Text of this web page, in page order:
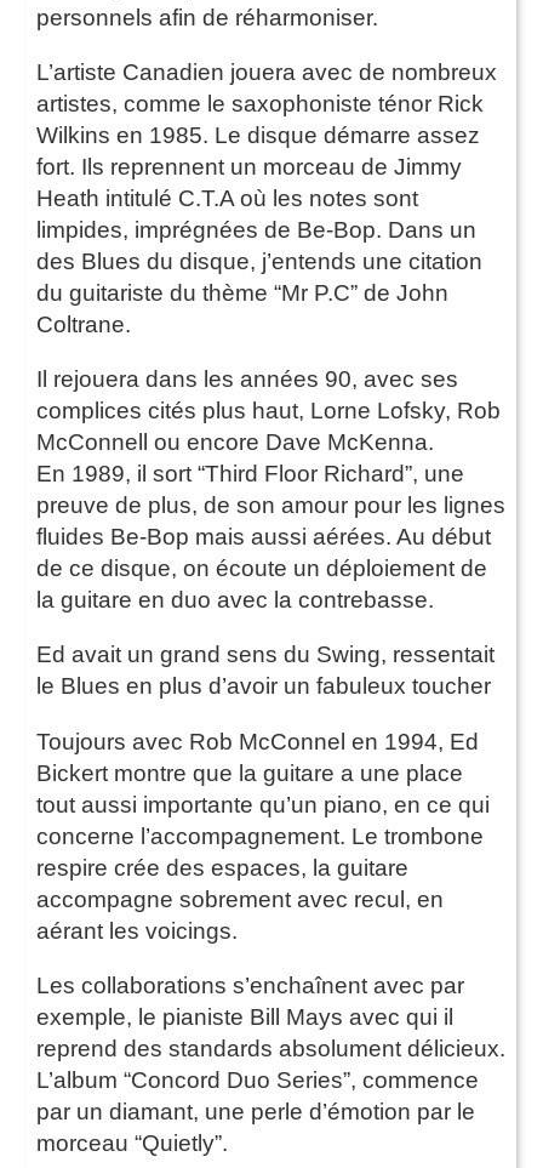
personnels afin de réharmoniser.
L’artiste Canadien jouera avec de nombreux
artistes, comme le saxophoniste ténor Rick
Wilkins en 1985. Le disque démarre assez
fort. Ils reprennent un morceau de Jimmy
Heath intitulé C.T.A où les notes sont
limpides, imprégnées de Be-Bop. Dans un
des Blues du disque, j’entends une citation
du guitariste du thème “Mr P.C” de John
Coltrane.
Il rejouera dans les années 90, avec ses
complices cités plus haut, Lorne Lofsky, Rob
McConnell ou encore Dave McKenna.
En 1989, il sort “Third Floor Richard”, une
preuve de plus, de son amour pour les lignes
fluides Be-Bop mais aussi aérées. Au début
de ce disque, on écoute un déploiement de
la guitare en duo avec la contrebasse.
Ed avait un grand sens du Swing, ressentait
le Blues en plus d’avoir un fabuleux toucher
Toujours avec Rob McConnel en 1994, Ed
Bickert montre que la guitare a une place
tout aussi importante qu’un piano, en ce qui
concerne l’accompagnement. Le trombone
respire crée des espaces, la guitare
accompagne sobrement avec recul, en
aérant les voicings.
Les collaborations s’enchaînent avec par
exemple, le pianiste Bill Mays avec qui il
reprend des standards absolument délicieux.
L’album “Concord Duo Series”, commence
par un diamant, une perle d’émotion par le
morceau “Quietly”.